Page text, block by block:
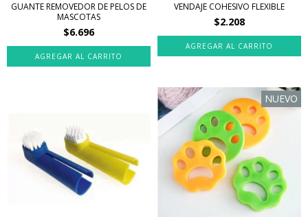
GUANTE REMOVEDOR DE PELOS DE
MASCOTAS
$6.696
VENDAJE COHESIVO FLEXIBLE
$2.208
AGREGAR AL CARRITO
NUEVO